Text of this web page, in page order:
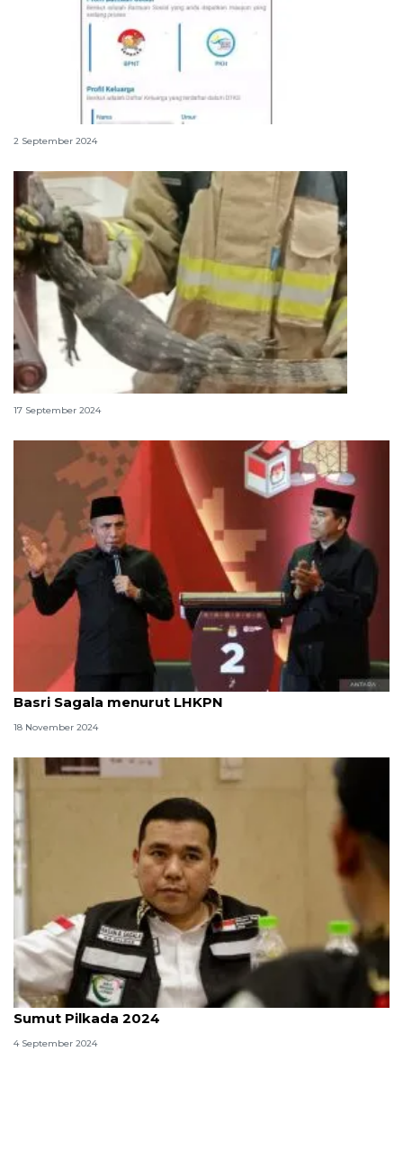
Cara instal dan registrasi aplikasi Cek Bansos
2 September 2024
Daging biawak halal atau haram dalam Islam?
17 September 2024
Pilgub Sumut: Harta kekayaan Cawagub Hasan
Basri Sagala menurut LHKPN
18 November 2024
Profil Hasan Basri Sagala, calon wakil gubenur
Sumut Pilkada 2024
4 September 2024